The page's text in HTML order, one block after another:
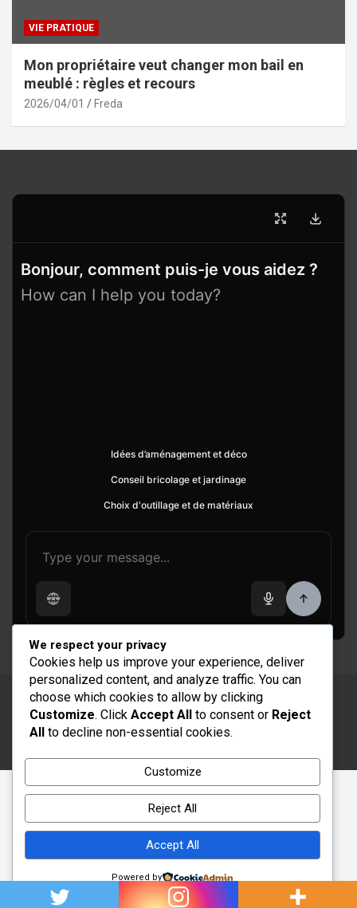
VIE PRATIQUE
Mon propriétaire veut changer mon bail en
meublé : règles et recours
2026/04/01 Freda
Bonjour, comment puis-je vous aidez ?
How can I help you today?
Idées d’aménagement et déco
Conseil bricolage et jardinage
Choix d'outillage et de matériaux
Copyright © 2026Rénovation et Décoration
Thème par :Theme Horse
We respect your privacy
Cookies help us improve your experience, deliver
personalized content, and analyze traffic. You can
choose which cookies to allow by clicking
Customize. Click Accept All to consent or Reject
All to decline non-essential cookies.
Customize
Reject All
Accept All
Powered by